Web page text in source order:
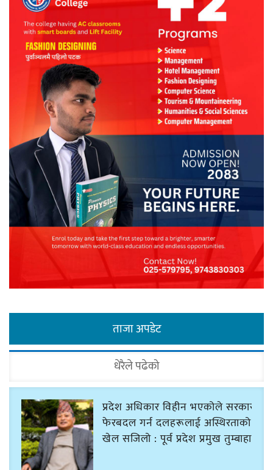
ताजा अपडेट
धेरैले पढेको
प्रदेश अधिकार विहीन भएकोले सरकार
फेरबदल गर्न दलहरूलाई अस्थिरताको
खेल सजिलो : पूर्व प्रदेश प्रमुख तुम्बाहाङ